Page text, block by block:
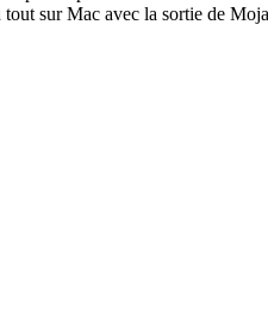
sur Mac avec la sortie de